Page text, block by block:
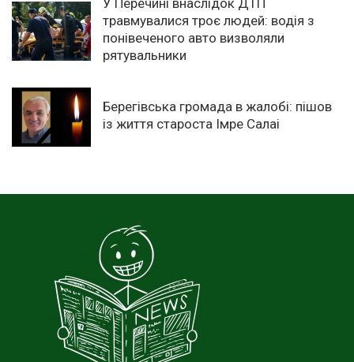
травмувалися троє людей: водія з
понівеченого авто визволяли
рятувальники
Берегівська громада в жалобі: пішов
із життя староста Імре Салаі